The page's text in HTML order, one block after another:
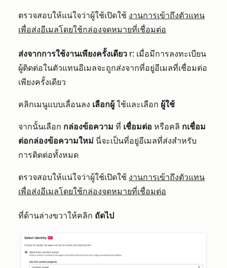
ตรวจสอบให้แน่ใจว่าผู้ใช้เปิดใช้ งานการเข้าถึงตัวแทน
เพื่อส่งอีเมลโดยใช้กล่องจดหมายที่เชื่อมต่อ
ส่งจากการใช้งานเพียงครั้งเดียว r: เมื่อมีการลงทะเบียน
ผู้ติดต่อในตัวแทนอีเมลจะถูกส่งจากที่อยู่อีเมลที่เชื่อมต่อ
เพียงครั้งเดียว
คลิกเมนูแบบเลื่อนลง เลือกผู้ ใช้และเลือก ผู้ใช้
จากนั้นเลือก กล่องข้อความ ที่ เชื่อมต่อ หรือคลิ กเชื่อม
ต่อกล่องข้อความใหม่ นี่จะเป็นที่อยู่อีเมลที่ส่งสำหรับ
การติดต่อทั้งหมด
ตรวจสอบให้แน่ใจว่าผู้ใช้เปิดใช้ งานการเข้าถึงตัวแทน
เพื่อส่งอีเมลโดยใช้กล่องจดหมายที่เชื่อมต่อ
ที่ด้านล่างขวาให้คลิก ถัดไป